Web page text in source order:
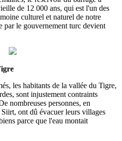
de 12 000 ans, qui est l'un des
culturel et naturel de notre
par le gouvernement turc devient
les habitants de la vallée du Tigre,
sont injustement contraints
nombreuses personnes, en
ont dû évacuer leurs villages
parce que l'eau montait